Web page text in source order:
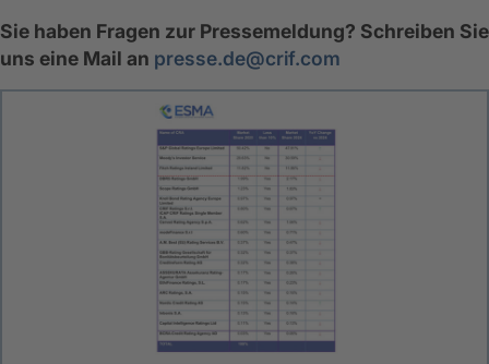
Sie haben Fragen zur Pressemeldung? Schreiben Sie
uns eine Mail an presse.de@crif.com